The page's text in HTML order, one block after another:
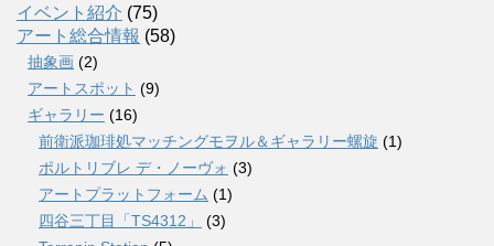
イベント紹介 (75)
アート総合情報 (58)
抽象画 (2)
アートスポット (9)
ギャラリー (16)
前衛派珈琲処マッチングモヲル＆ギャラリー螺旋 (1)
ポルトリブレ デ・ノーヴォ (3)
アートプラットフォーム (1)
四谷三丁目「TS4312」
(3)